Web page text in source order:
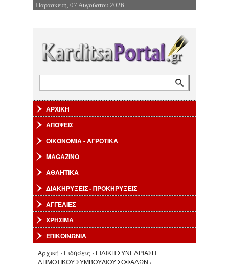
Επιστροφή στην Πλοήγηση
Παρασκευή, 07 Αυγούστου 2026
ΑΡΧΙΚΗ
ΑΠΟΨΕΙΣ
ΟΙΚΟΝΟΜΙΑ - ΑΓΡΟΤΙΚΑ
MAGAZINO
ΑΘΛΗΤΙΚΑ
ΔΙΑΚΗΡΥΞΕΙΣ - ΠΡΟΚΗΡΥΞΕΙΣ
ΑΓΓΕΛΙΕΣ
ΧΡΗΣΙΜΑ
ΕΠΙΚΟΙΝΩΝΙΑ
Είστε εδώ
Αρχική › Ειδήσεις › ΕΙΔΙΚΗ ΣΥΝΕΔΡΙΑΣΗ
ΔΗΜΟΤΙΚΟΥ ΣΥΜΒΟΥΛΙΟΥ ΣΟΦΑΔΩΝ ›